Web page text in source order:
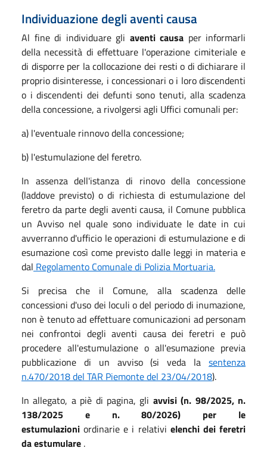
Individuazione degli aventi causa
Al fine di individuare gli aventi causa per informarli
della necessità di effettuare l'operazione cimiteriale e
di disporre per la collocazione dei resti o di dichiarare il
proprio disinteresse, i concessionari o i loro discendenti
o i discendenti dei defunti sono tenuti, alla scadenza
della concessione, a rivolgersi agli Uffici comunali per:
a) l'eventuale rinnovo della concessione;
b) l'estumulazione del feretro.
In assenza dell'istanza di rinovo della concessione
(laddove previsto) o di richiesta di estumulazione del
feretro da parte degli aventi causa, il Comune pubblica
un Avviso nel quale sono individuate le date in cui
avverranno d'ufficio le operazioni di estumulazione e di
esumazione così come previsto dalle leggi in materia e
dal Regolamento Comunale di Polizia Mortuaria.
Si precisa che il Comune, alla scadenza delle
concessioni d'uso dei loculi o del periodo di inumazione,
non è tenuto ad effettuare comunicazioni ad personam
nei confrontoi degli aventi causa dei feretri e può
procedere all'estumulazione o all'esumazione previa
pubblicazione di un avviso (si veda la sentenza
n.470/2018 del TAR Piemonte del 23/04/2018).
In allegato, a piè di pagina, gli avvisi (n. 98/2025, n.
138/2025 e n. 80/2026) per le
estumulazioniordinarie e i relativi elenchi dei feretri
da estumulare .